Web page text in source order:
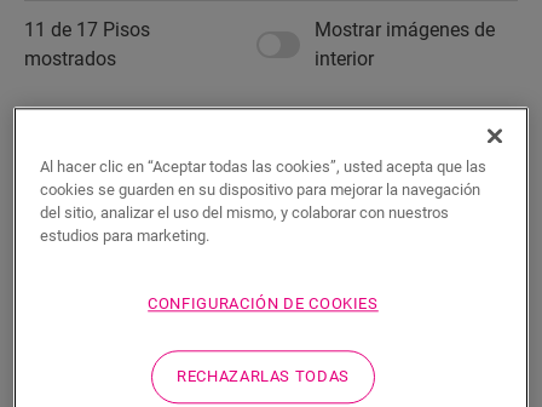
11 de 17 Pisos
mostrados
Mostrar imágenes de
interior
Al hacer clic en “Aceptar todas las cookies”, usted acepta que las
cookies se guarden en su dispositivo para mejorar la navegación
del sitio, analizar el uso del mismo, y colaborar con nuestros
estudios para marketing.
CONFIGURACIÓN DE COOKIES
RECHAZARLAS TODAS